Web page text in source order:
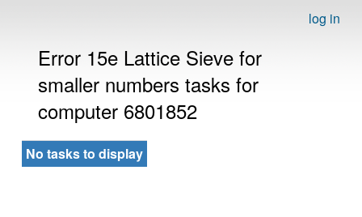
log in
Error 15e Lattice Sieve for
smaller numbers tasks for
computer 6801852
No tasks to display